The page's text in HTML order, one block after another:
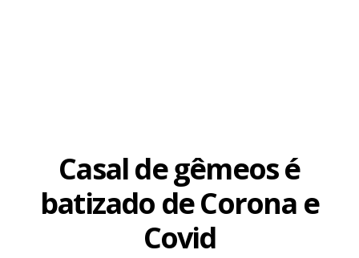
Casal de gêmeos é
batizado de Corona e
Covid